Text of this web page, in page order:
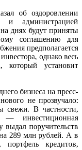
об оздоровлении
и администрацией
днях будут приняты
соглашению для
предполагается
однако весь
который установит
бизнеса на пресс-
не прозвучало:
свежи. В частности,
— инвестиционная
выдал поручительств
289 млн рублей. А в
портфель кредитов,